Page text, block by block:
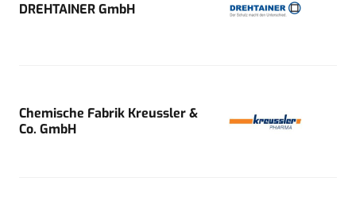
DREHTAINER GmbH
Chemische Fabrik Kreussler &
Co. GmbH